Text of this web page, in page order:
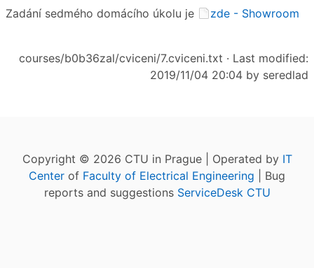
Zadání sedmého domácího úkolu je zde - Showroom
courses/b0b36zal/cviceni/7.cviceni.txt · Last modified:
2019/11/04 20:04 by seredlad
Copyright © 2026 CTU in Prague | Operated by IT
Center of Faculty of Electrical Engineering | Bug
reports and suggestions ServiceDesk CTU